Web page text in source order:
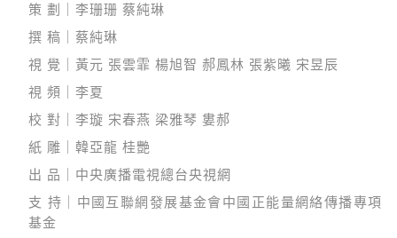
策 劃｜李珊珊 蔡純琳
撰 稿｜蔡純琳
視 覺｜黃元 張雲霏 楊旭智 郝鳳林 張紫曦 宋昱辰
視 頻｜李夏
校 對｜李璇 宋春燕 梁雅琴 婁郝
紙 雕｜韓亞龍 桂艷
出 品｜中央廣播電視總台央視網
支 持｜中國互聯網發展基金會中國正能量網絡傳播專項
基金